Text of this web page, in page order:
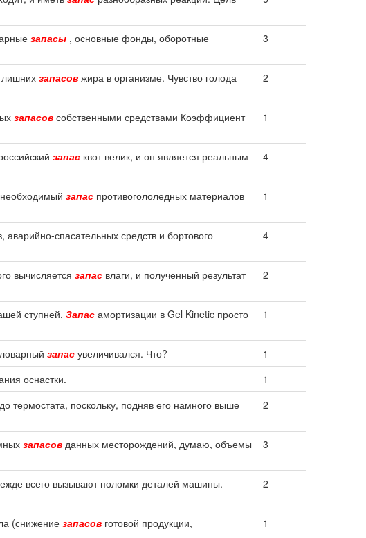
запасы , основные фонды, оборотные
3
лишних запасов жира в организме. Чувство голода
2
запасов собственными средствами Коэффициент
1
запас квот велик, и он является реальным
4
запас противогололедных материалов
1
аварийно-спасательных средств и бортового
4
вычисляется запас влаги, и полученный результат
2
ступней. Запас амортизации в Gel Kinetic просто
1
запас увеличивался. Что?
1
оснастки.
1
термостата, поскольку, подняв его намного выше
2
запасов данных месторождений, думаю, объемы
3
всего вызывают поломки деталей машины.
2
(снижение запасов готовой продукции,
1